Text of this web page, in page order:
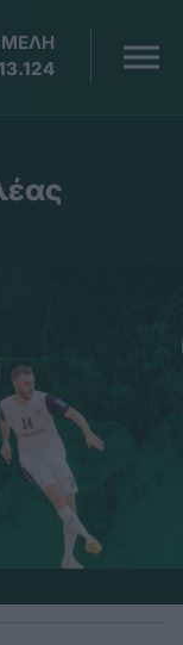
ΜΕΛΗ
13.124